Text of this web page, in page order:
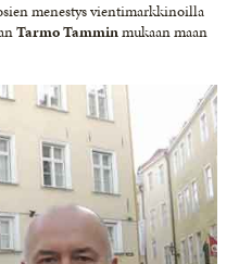
menestys vientimarkkinoilla
Tarmo Tamminmukaan maan